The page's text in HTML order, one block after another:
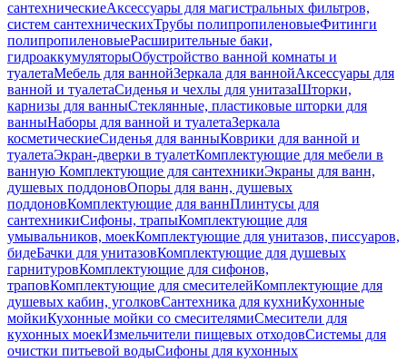
сантехническиеАксессуары для магистральных фильтров,
систем сантехническихТрубы полипропиленовыеФитинги
полипропиленовыеРасширительные баки,
гидроаккумуляторыОбустройство ванной комнаты и
туалетаМебель для ваннойЗеркала для ваннойАксессуары для
ванной и туалетаСиденья и чехлы для унитазаШторки,
карнизы для ванныСтеклянные, пластиковые шторки для
ванныНаборы для ванной и туалетаЗеркала
косметическиеСиденья для ванныКоврики для ванной и
туалетаЭкран-дверки в туалетКомплектующие для мебели в
ванную Комплектующие для сантехникиЭкраны для ванн,
душевых поддоновОпоры для ванн, душевых
поддоновКомплектующие для ваннПлинтусы для
сантехникиСифоны, трапыКомплектующие для
умывальников, моекКомплектующие для унитазов, писсуаров,
бидеБачки для унитазовКомплектующие для душевых
гарнитуровКомплектующие для сифонов,
траповКомплектующие для смесителейКомплектующие для
душевых кабин, уголковСантехника для кухниКухонные
мойкиКухонные мойки со смесителямиСмесители для
кухонных моекИзмельчители пищевых отходовСистемы для
очистки питьевой водыСифоны для кухонных